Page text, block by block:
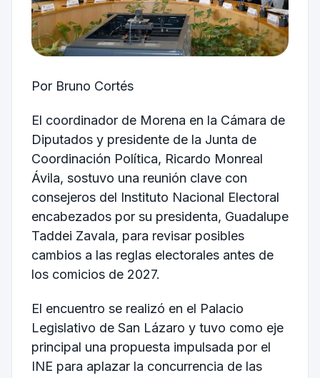
Por Bruno Cortés
El coordinador de Morena en la Cámara de
Diputados y presidente de la Junta de
Coordinación Política, Ricardo Monreal
Ávila, sostuvo una reunión clave con
consejeros del Instituto Nacional Electoral
encabezados por su presidenta, Guadalupe
Taddei Zavala, para revisar posibles
cambios a las reglas electorales antes de
los comicios de 2027.
El encuentro se realizó en el Palacio
Legislativo de San Lázaro y tuvo como eje
principal una propuesta impulsada por el
INE para aplazar la concurrencia de las